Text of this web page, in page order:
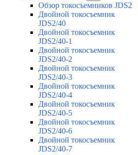
Обзор токосъемников JDS2
Двойной токосъемник
JDS2/40
Двойной токосъемник
JDS2/40-1
Двойной токосъемник
JDS2/40-2
Двойной токосъемник
JDS2/40-3
Двойной токосъемник
JDS2/40-4
Двойной токосъемник
JDS2/40-5
Двойной токосъемник
JDS2/40-6
Двойной токосъемник
JDS2/40-7